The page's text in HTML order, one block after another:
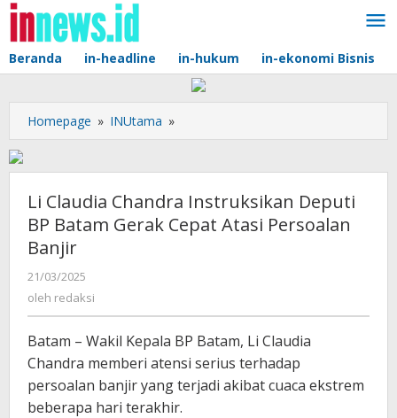
Lewati
konten
Beranda in-headline in-hukum in-ekonomi Bisnis
Homepage » INUtama »
Claudia
Instruksikan
Deputi
BP
Batam
Li Claudia Chandra Instruksikan Deputi
BP Batam Gerak Cepat Atasi Persoalan
Banjir
21/03/2025
redaksi
oleh redaksi
Batam – Wakil Kepala BP Batam, Li Claudia
Chandra memberi atensi serius terhadap
persoalan banjir yang terjadi akibat cuaca ekstrem
beberapa hari terakhir.